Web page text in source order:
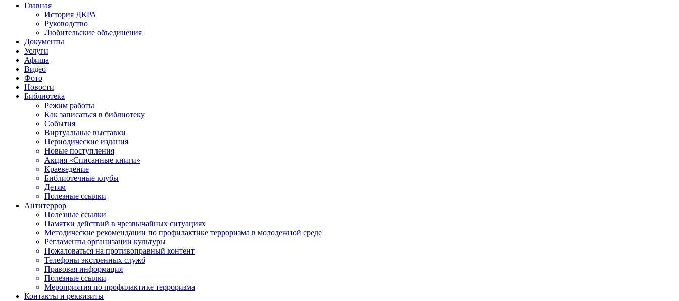
Главная
История ДКРА
Руководство
Любительские объединения
Документы
Услуги
Афиша
Видео
Фото
Новости
Библиотека
Режим работы
Как записаться в библиотеку
События
Виртуальные выставки
Периодические издания
Новые поступления
Акция «Списанные книги»
Краеведение
Библиотечные клубы
Детям
Полезные ссылки
Антитеррор
Полезные ссылки
Памятки действий в чрезвычайных ситуациях
Методические рекомендации по профилактике терроризма в молодежной среде
Регламенты организации культуры
Пожаловаться на противоправный контент
Телефоны экстренных служб
Правовая информация
Полезные ссылки
Мероприятия по профилактике терроризма
Контакты и реквизиты